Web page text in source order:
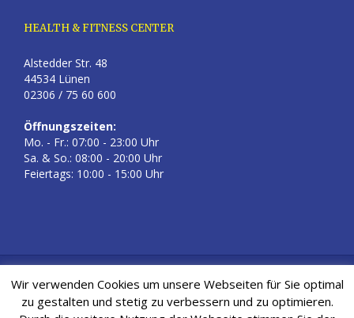
HEALTH & FITNESS CENTER
Alstedder Str. 48
44534 Lünen
02306 / 75 60 600
Öffnungszeiten:
Mo. - Fr.: 07:00 - 23:00 Uhr
Sa. & So.: 08:00 - 20:00 Uhr
Feiertags: 10:00 - 15:00 Uhr
| Impressum
| © 2018 Health & Fitness
Center Lünen
Wir verwenden Cookies um unsere Webseiten für Sie optimal
zu gestalten und stetig zu verbessern und zu optimieren.